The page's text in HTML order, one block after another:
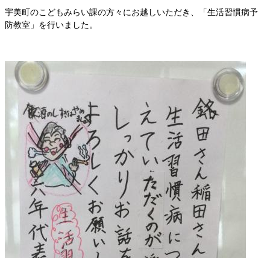
宇美町のこどもみらい課の方々にお越しいただき、「生活習慣病予
防教室」を行いました。